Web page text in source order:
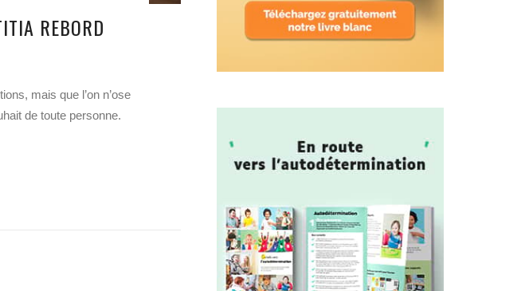
REBORD
mais que l’on n’ose
de toute personne.